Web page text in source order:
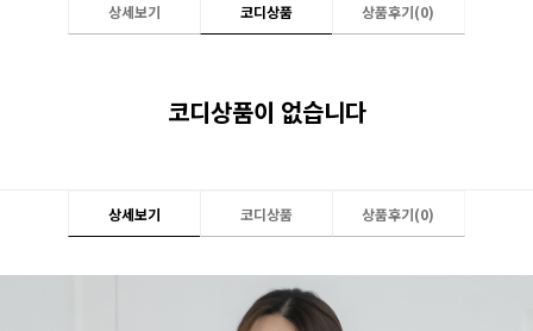
상세보기 코디상품 상품후기(0)
코디상품이 없습니다
상세보기 코디상품 상품후기(0)